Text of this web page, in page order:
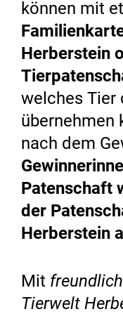
können mit
Herberstein
welches Tier
übernehmen
nach dem
Patenschaft
der
Herberstein
Mit
Tierwelt